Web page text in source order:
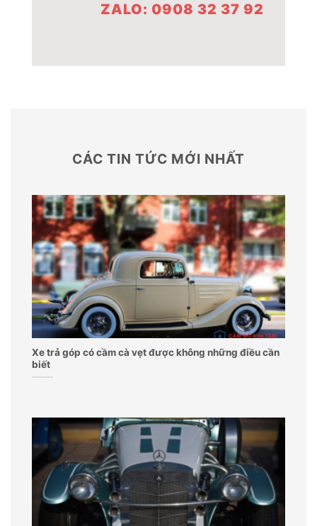
ZALO: 0908 32 37 92
CÁC TIN TỨC MỚI NHẤT
Xe trả góp có cầm cà vẹt được không những điều cần
biết